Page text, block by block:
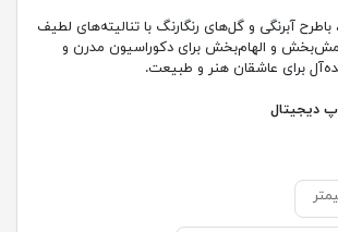
باطرح آبرنگی و گل‌های رنگارنگ با تنالیته‌های لطیف
و الهام‌بخش برای دکوراسیون مدرن و
برای عاشقان هنر و طبیعت.
دیجیتال